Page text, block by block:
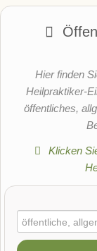
Hier finden
Heilpraktiker-
öffentliches,
Klicken